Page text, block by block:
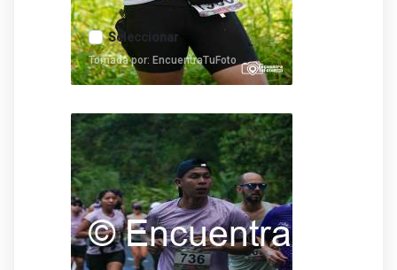
Seleccionar
Tomada por: EncuentraTuFoto